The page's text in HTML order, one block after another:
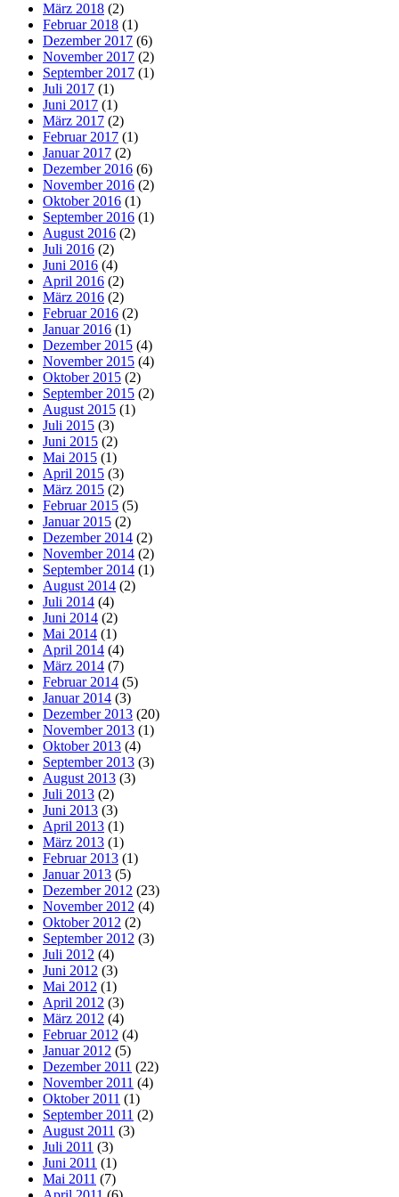
März 2018 (2)
Februar 2018 (1)
Dezember 2017 (6)
November 2017 (2)
September 2017 (1)
Juli 2017 (1)
Juni 2017 (1)
März 2017 (2)
Februar 2017 (1)
Januar 2017 (2)
Dezember 2016 (6)
November 2016 (2)
Oktober 2016 (1)
September 2016 (1)
August 2016 (2)
Juli 2016 (2)
Juni 2016 (4)
April 2016 (2)
März 2016 (2)
Februar 2016 (2)
Januar 2016 (1)
Dezember 2015 (4)
November 2015 (4)
Oktober 2015 (2)
September 2015 (2)
August 2015 (1)
Juli 2015 (3)
Juni 2015 (2)
Mai 2015 (1)
April 2015 (3)
März 2015 (2)
Februar 2015 (5)
Januar 2015 (2)
Dezember 2014 (2)
November 2014 (2)
September 2014 (1)
August 2014 (2)
Juli 2014 (4)
Juni 2014 (2)
Mai 2014 (1)
April 2014 (4)
März 2014 (7)
Februar 2014 (5)
Januar 2014 (3)
Dezember 2013 (20)
November 2013 (1)
Oktober 2013 (4)
September 2013 (3)
August 2013 (3)
Juli 2013 (2)
Juni 2013 (3)
April 2013 (1)
März 2013 (1)
Februar 2013 (1)
Januar 2013 (5)
Dezember 2012 (23)
November 2012 (4)
Oktober 2012 (2)
September 2012 (3)
Juli 2012 (4)
Juni 2012 (3)
Mai 2012 (1)
April 2012 (3)
März 2012 (4)
Februar 2012 (4)
Januar 2012 (5)
Dezember 2011 (22)
November 2011 (4)
Oktober 2011 (1)
September 2011 (2)
August 2011 (3)
Juli 2011 (3)
Juni 2011 (1)
Mai 2011 (7)